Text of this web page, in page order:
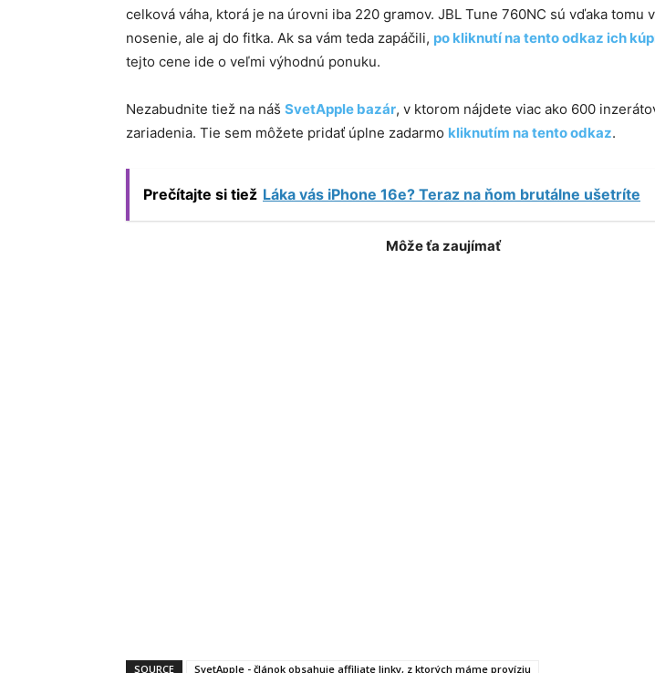
celková váha, ktorá je na úrovni iba 220 gramov. JBL Tune 760NC sú vďaka tomu
nosenie, ale aj do fitka. Ak sa vám teda zapáčili, po kliknutí na tento odkaz ich
tejto cene ide o veľmi výhodnú ponuku.
Nezabudnite tiež na náš SvetApple bazár, v ktorom nájdete viac ako 600
zariadenia. Tie sem môžete pridať úplne zadarmo kliknutím na tento odkaz.
Prečítajte si tiež Láka vás iPhone 16e? Teraz na ňom brutálne ušetríte
Môže ťa zaujímať
SOURCE SvetApple - článok obsahuje affiliate linky, z ktorých máme províziu